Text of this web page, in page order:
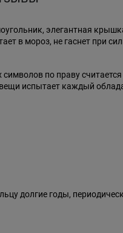
элегантная
в мороз, не гаснет при
по праву
испытает каждый
долгие годы,